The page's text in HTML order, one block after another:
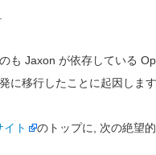
も Jaxon が依存している
に移行したことに起因します.
イト のトップに, 次の絶望